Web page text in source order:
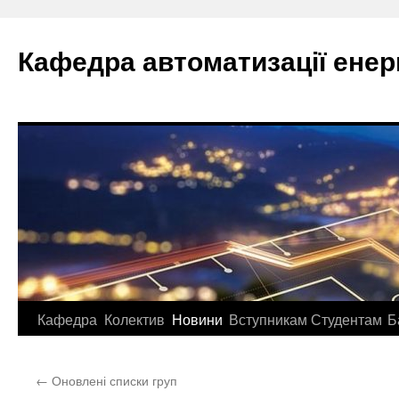
вмісту
Кафедра автоматизації
Кафедра Колектив Новини Вступникам Студентам
← Оновлені списки груп